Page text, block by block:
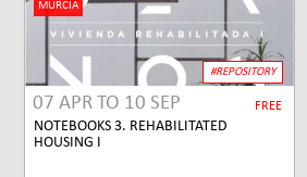
MURCIA
07 APR TO 10 SEP FREE
NOTEBOOKS 3. REHABILITATED
HOUSING I
#REPOSITORY